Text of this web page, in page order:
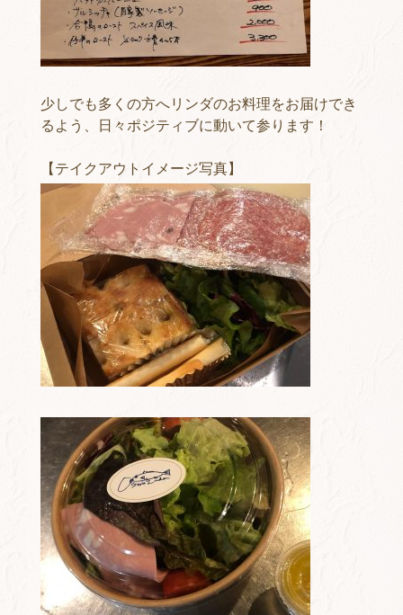
少しでも多くの方へリンダのお料理をお届けでき
るよう、日々ポジティブに動いて参ります！
【テイクアウトイメージ写真】